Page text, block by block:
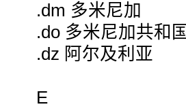
.dm 多米尼加
.do 多米尼加共和国
.dz 阿尔及利亚
E